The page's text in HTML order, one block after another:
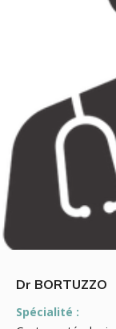
Dr BORTUZZO
Spécialité :